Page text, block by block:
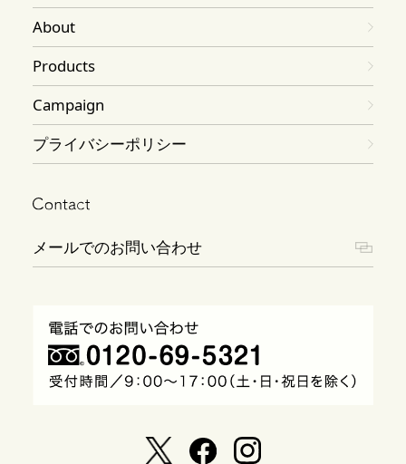
About
Products
Campaign
プライバシーポリシー
メールでのお問い合わせ